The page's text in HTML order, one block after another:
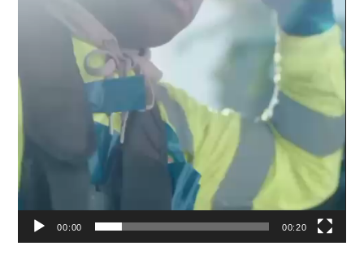
00:00 00:20